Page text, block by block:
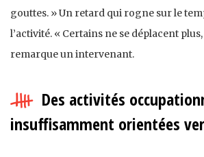
gouttes. » Un retard qui rogne sur le
l’activité. « Certains ne se déplacent
remarque un intervenant.
Des activités
insuffisamment orientées